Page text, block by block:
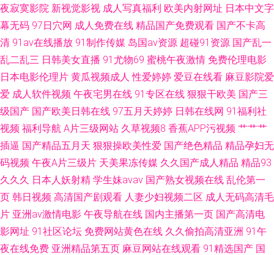
精品中文 91极品尤物黑丝观看 国产精品一二三 91超碰资源站 国产精品一一
一 91网站网址 日韩精品首页 日本影院中文字幕五区 东京热自慰一本道 91吃
瓜熟女 欧美瑟瑟三区 91色色导航导航 欧美人妖ⅩⅩ欧美人妖 91福利影视 高
清打炮视频 午夜福利不卡 超碰免费91 在线看欧美日韩sss 久久国产高潮久
久 91超碰成人在线
夜寂寞影院 新视觉影视 成人写真福利 欧美内射网址 日本中文字
幕无码 97日穴网 成人免费在线 精品国产免费观看 国产不卡高
清 91av在线播放 91制作传媒 岛国av资源 超碰91资源 国产乱一
乱二乱三 日韩美女直播 91尤物69 蜜桃午夜激情 免费伦理电影
日本电影伦理片 黄瓜视频成人 性爱婷婷 爱豆在线看 麻豆影院爱
爱 成人软件视频 午夜宅男在线 91专区在线 狠狠干欧美 国产三
级国产 国产欧美日韩在线 97五月天婷婷 日韩在线网 91福利社
视频 福利导航 A片三级网站 久草视频8 香蕉APP污视频 艹艹艹
插逼 国产精品五月天 狠狠操欧美性爱 国产绝色精品 精品孕妇无
码视频 午夜A片三级片 天美果冻传媒 久久国产成人精品 精品93
久久久 日本人妖射精 学生妹avav 国产熟女视频在线 乱伦第一
页 韩日视频 高清国产剧观看 人妻少妇视频二区 成人无码高清毛
片 亚洲av激情电影 午夜导航在线 国内主播第一页 国产高清电
影网址 91社区论坛 免费网站黄色在线 久久偷拍高清亚洲 91午
夜在线免费 亚洲精品第五页 麻豆网站在线观看 91精选国产 国